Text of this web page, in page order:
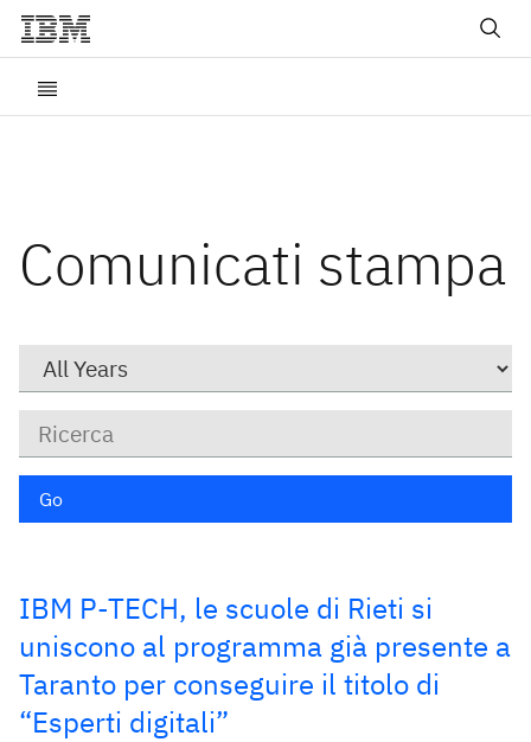
Comunicati stampa
chiave
Go
IBM P-TECH, le scuole di Rieti si
uniscono al programma già presente a
Taranto per conseguire il titolo di
“Esperti digitali”